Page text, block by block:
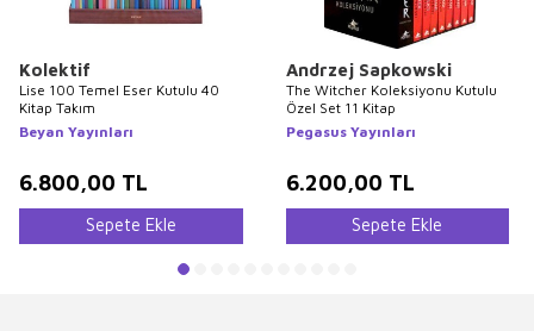
Kolektif
Lise 100 Temel Eser Kutulu 40
Kitap Takım
Beyan Yayınları
6.800,00 TL
Sepete Ekle
Andrzej Sapkowski
The Witcher Koleksiyonu Kutulu
Özel Set 11 Kitap
Pegasus Yayınları
6.200,00 TL
Sepete Ekle